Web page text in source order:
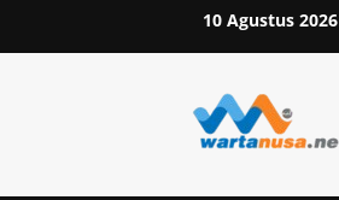
to
10 Agustus 2026